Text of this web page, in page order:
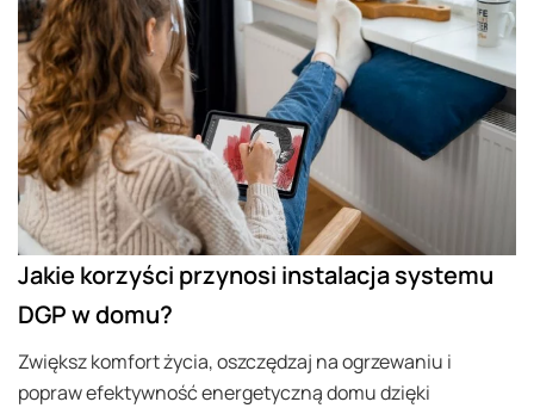
Jakie korzyści przynosi instalacja systemu
DGP w domu?
Zwiększ komfort życia, oszczędzaj na ogrzewaniu i
popraw efektywność energetyczną domu dzięki